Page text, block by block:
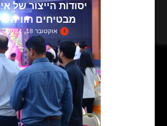
יסודות הייצור של
מבטיחים חוויה
אוקטובר 18, 2024